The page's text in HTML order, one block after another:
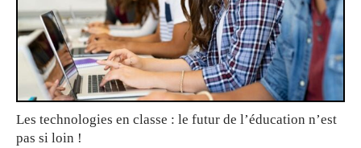
Les technologies en classe : le futur de l’éducation n’est
pas si loin !